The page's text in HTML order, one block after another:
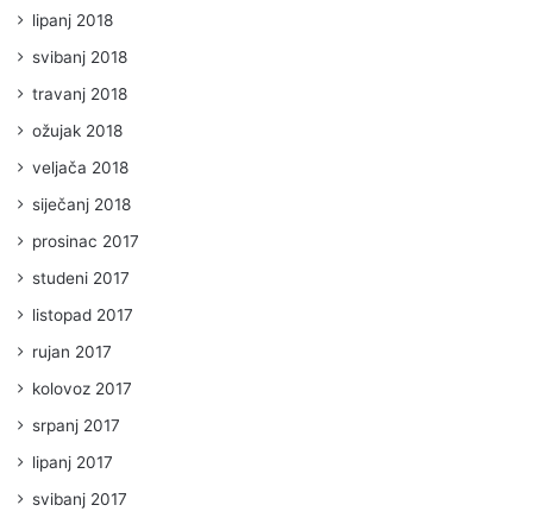
lipanj 2018
svibanj 2018
travanj 2018
ožujak 2018
veljača 2018
siječanj 2018
prosinac 2017
studeni 2017
listopad 2017
rujan 2017
kolovoz 2017
srpanj 2017
lipanj 2017
svibanj 2017